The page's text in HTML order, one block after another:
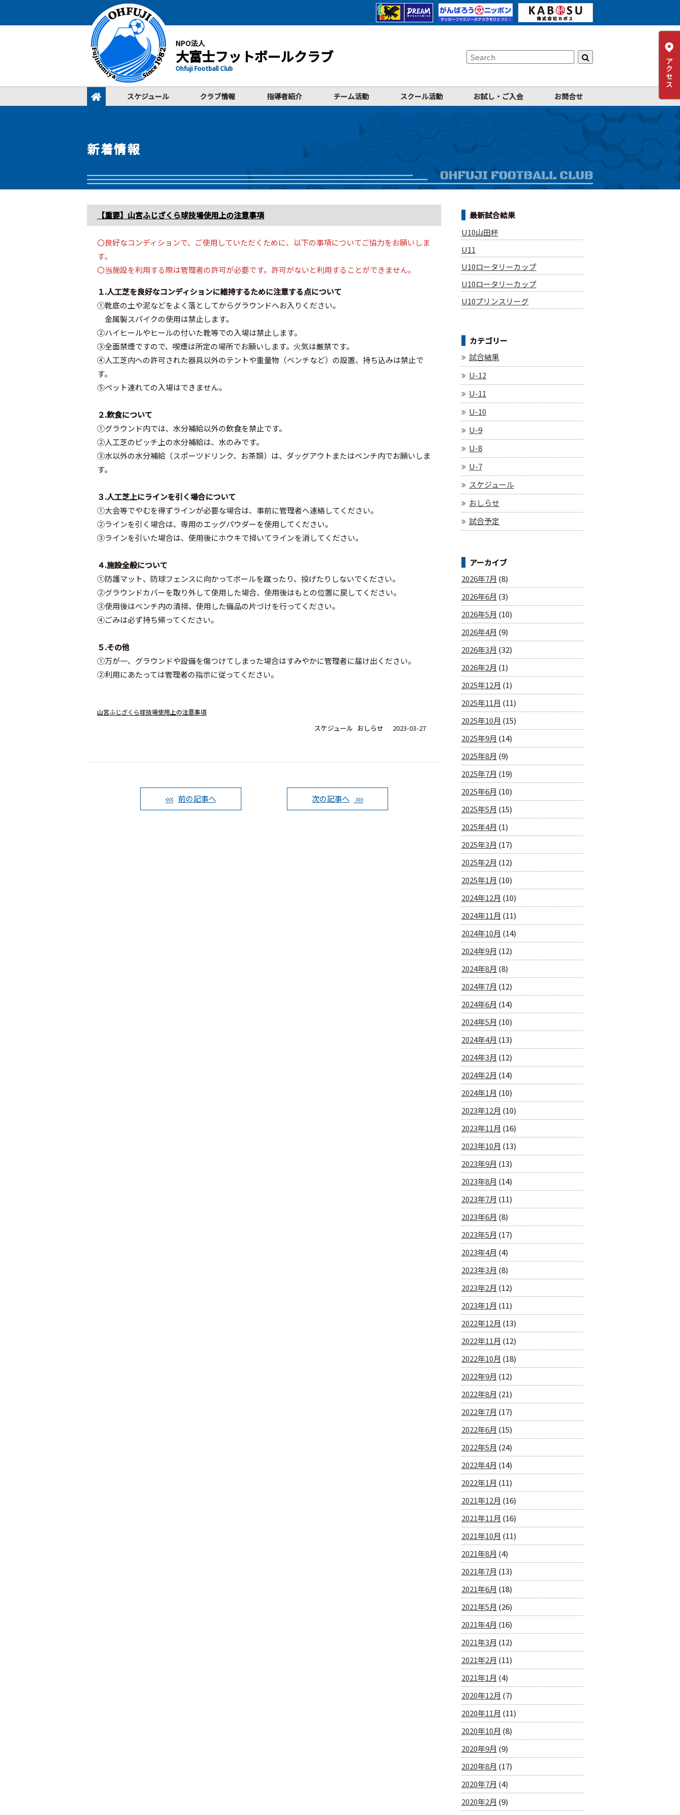
NPO法人
大富士フットボールクラブ
Ohfuji Football Club
スケジュール クラブ情報 指導者紹介 チーム活動 スクール活動 お試し・ご入会 お問合せ
新着情報
【重要】山宮ふじざくら球技場使用上の注意事項
〇良好なコンディションで、ご使用していただくために、以下の事項についてご協力をお願いしま
す。
〇当施設を利用する際は管理者の許可が必要です。許可がないと利用することができません。
１.人工芝を良好なコンディションに維持するために注意する点について
①靴底の土や泥などをよく落としてからグラウンドへお入りください。
金属製スパイクの使用は禁止します。
②ハイヒールやヒールの付いた靴等での入場は禁止します。
③全面禁煙ですので、喫煙は所定の場所でお願いします。火気は厳禁です。
④人工芝内への許可された器具以外のテントや重量物（ベンチなど）の設置、持ち込みは禁止で
す。
⑤ペット連れての入場はできません。
２.飲食について
①グラウンド内では、水分補給以外の飲食を禁止です。
②人工芝のピッチ上の水分補給は、水のみです。
③水以外の水分補給（スポーツドリンク、お茶類）は、ダッグアウトまたはベンチ内でお願いしま
す。
３.人工芝上にラインを引く場合について
①大会等でやむを得ずラインが必要な場合は、事前に管理者へ連絡してください。
②ラインを引く場合は、専用のエッグパウダーを使用してください。
③ラインを引いた場合は、使用後にホウキで掃いてラインを消してください。
４.施設全般について
①防護マット、防球フェンスに向かってボールを蹴ったり、投げたりしないでください。
②グラウンドカバーを取り外して使用した場合、使用後はもとの位置に戻してください。
③使用後はベンチ内の清掃、使用した備品の片づけを行ってください。
④ごみは必ず持ち帰ってください。
５.その他
①万が一、グラウンドや設備を傷つけてしまった場合はすみやかに管理者に届け出ください。
②利用にあたっては管理者の指示に従ってください。
山宮ふじざくら球技場使用上の注意事項
スケジュール おしらせ 2023-03-27
前の記事へ 次の記事へ
最新試合結果
U10山田杯
U11
U10ロータリーカップ
U10ロータリーカップ
U10プリンスリーグ
カテゴリー
試合結果
U-12
U-11
U-10
U-9
U-8
U-7
スケジュール
おしらせ
試合予定
アーカイブ
2026年7月 (8)
2026年6月 (3)
2026年5月 (10)
2026年4月 (9)
2026年3月 (32)
2026年2月 (1)
2025年12月 (1)
2025年11月 (11)
2025年10月 (15)
2025年9月 (14)
2025年8月 (9)
2025年7月 (19)
2025年6月 (10)
2025年5月 (15)
2025年4月 (1)
2025年3月 (17)
2025年2月 (12)
2025年1月 (10)
2024年12月 (10)
2024年11月 (11)
2024年10月 (14)
2024年9月 (12)
2024年8月 (8)
2024年7月 (12)
2024年6月 (14)
2024年5月 (10)
2024年4月 (13)
2024年3月 (12)
2024年2月 (14)
2024年1月 (10)
2023年12月 (10)
2023年11月 (16)
2023年10月 (13)
2023年9月 (13)
2023年8月 (14)
2023年7月 (11)
2023年6月 (8)
2023年5月 (17)
2023年4月 (4)
2023年3月 (8)
2023年2月 (12)
2023年1月 (11)
2022年12月 (13)
2022年11月 (12)
2022年10月 (18)
2022年9月 (12)
2022年8月 (21)
2022年7月 (17)
2022年6月 (15)
2022年5月 (24)
2022年4月 (14)
2022年1月 (11)
2021年12月 (16)
2021年11月 (16)
2021年10月 (11)
2021年8月 (4)
2021年7月 (13)
2021年6月 (18)
2021年5月 (26)
2021年4月 (16)
2021年3月 (12)
2021年2月 (11)
2021年1月 (4)
2020年12月 (7)
2020年11月 (11)
2020年10月 (8)
2020年9月 (9)
2020年8月 (17)
2020年7月 (4)
2020年2月 (9)